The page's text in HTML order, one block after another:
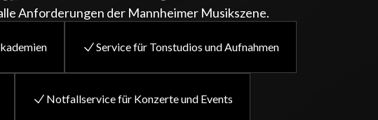
Anforderungen der Mannheimer Musikszene.
Service für Tonstudios und Aufnahmen
Notfallservice für Konzerte und Events